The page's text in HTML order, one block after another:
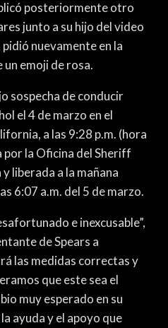
posteriormente otro
junto a su hijo del video
pidió nuevamente en la
un emoji de rosa.
sospecha de conducir
el 4 de marzo en el
a las 9:28 p.m. (hora
por la Oficina del Sheriff
liberada a la mañana
6:07 a.m. del 5 de marzo.
e inexcusable”,
de Spears a
las medidas correctas y
que este sea el
muy esperado en su
ayuda y el apoyo que